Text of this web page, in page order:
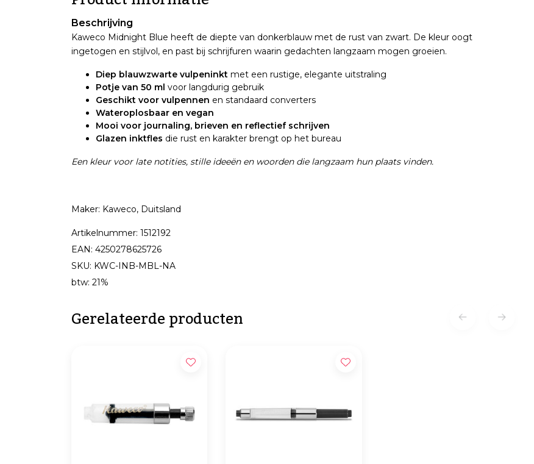
Beschrijving
Kaweco Midnight Blue heeft de diepte van donkerblauw met de rust van zwart. De kleur oogt
ingetogen en stijlvol, en past bij schrijfuren waarin gedachten langzaam mogen groeien.
Diep blauwzwarte vulpeninkt met een rustige, elegante uitstraling
Potje van 50 ml voor langdurig gebruik
Geschikt voor vulpennen en standaard converters
Wateroplosbaar en vegan
Mooi voor journaling, brieven en reflectief schrijven
Glazen inktfles die rust en karakter brengt op het bureau
Een kleur voor late notities, stille ideeën en woorden die langzaam hun plaats vinden.
Maker: Kaweco, Duitsland
Artikelnummer: 1512192
EAN: 4250278625726
SKU: KWC-INB-MBL-NA
btw: 21%
Gerelateerde producten